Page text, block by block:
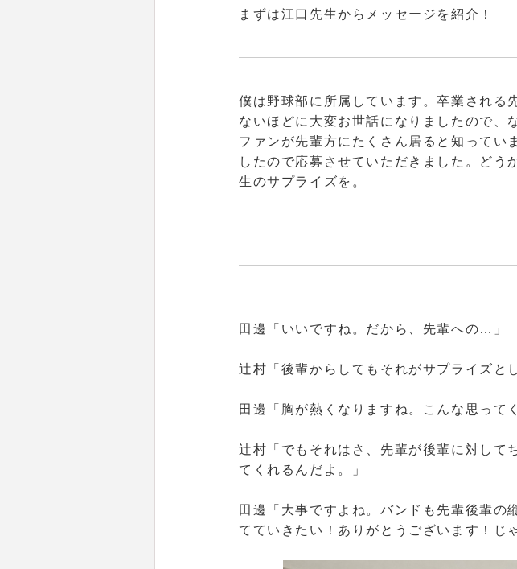
まずは江口先生からメッセージを紹介！
僕は野球部に所属しています。卒業される
ないほどに大変お世話になりましたので、
ファンが先輩方にたくさん居ると知ってい
したので応募させていただきました。どう
生のサプライズを。
田邊 「いいですね。だから、先輩への…」
辻村 「後輩からしてもそれがサプライズと
田邊 「胸が熱くなりますね。こんな思って
辻村 「でもそれはさ、先輩が後輩に対し
てくれるんだよ。」
田邊
「大事ですよね。バンドも先輩後輩
てていきたい！ありがとうございます！じ